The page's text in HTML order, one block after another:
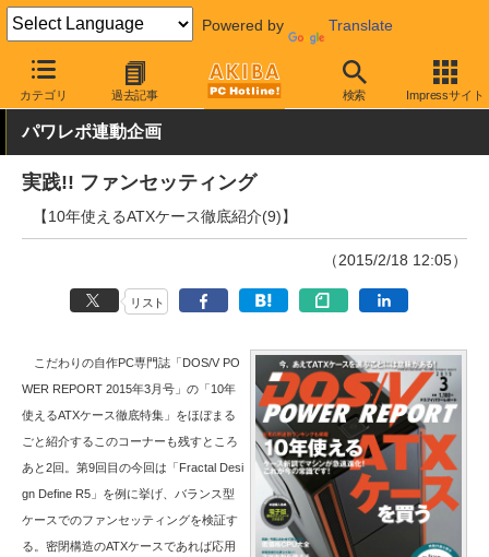
Powered by Translate
カテゴリ 過去記事 検索 Impressサイト
AKIBA PC Hotline! PCパーツ PCケース タワー型
パワレポ連動企画
実践!! ファンセッティング
【10年使えるATXケース徹底紹介(9)】
（2015/2/18 12:05）
リスト
こだわりの自作PC専門誌「DOS/V PO
WER REPORT 2015年3月号」の「10年
使えるATXケース徹底特集」をほぼまる
ごと紹介するこのコーナーも残すところ
あと2回。第9回目の今回は「Fractal Desi
gn Define R5」を例に挙げ、バランス型
ケースでのファンセッティングを検証す
る。密閉構造のATXケースであれば応用